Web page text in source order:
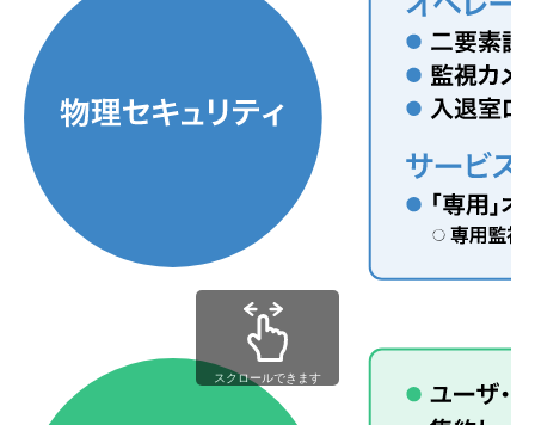
スクロールできます